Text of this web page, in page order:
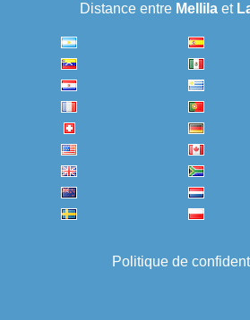
Distance entre Mellila et
Politique de